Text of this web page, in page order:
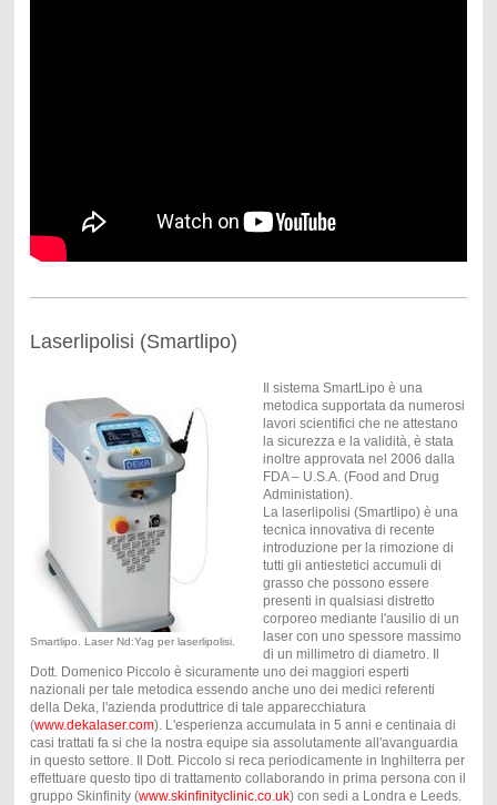
Laserlipolisi (Smartlipo)
Smartlipo. Laser Nd:Yag per laserlipolisi.
Il sistema SmartLipo è una
metodica supportata da numerosi
lavori scientifici che ne attestano
la sicurezza e la validità, è stata
inoltre approvata nel 2006 dalla
FDA – U.S.A. (Food and Drug
Administation).
La laserlipolisi (Smartlipo) è una
tecnica innovativa di recente
introduzione per la rimozione di
tutti gli antiestetici accumuli di
grasso che possono essere
presenti in qualsiasi distretto
corporeo mediante l'ausilio di un
laser con uno spessore massimo
di un millimetro di diametro. Il
Dott. Domenico Piccolo è sicuramente uno dei maggiori esperti
nazionali per tale metodica essendo anche uno dei medici referenti
della Deka, l'azienda produttrice di tale apparecchiatura
(www.dekalaser.com). L'esperienza accumulata in 5 anni e centinaia di
casi trattati fa si che la nostra equipe sia assolutamente all'avanguardia
in questo settore. Il Dott. Piccolo si reca periodicamente in Inghilterra per
effettuare questo tipo di trattamento collaborando in prima persona con il
gruppo Skinfinity (www.skinfinityclinic.co.uk) con sedi a Londra e Leeds.